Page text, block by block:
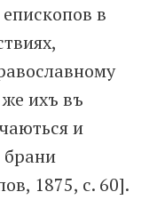
в
ихъ въ
и
брани
1875, с. 60].